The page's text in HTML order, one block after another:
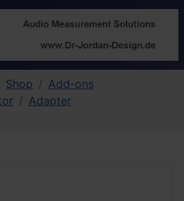
Shop
Add-ons
Adapter